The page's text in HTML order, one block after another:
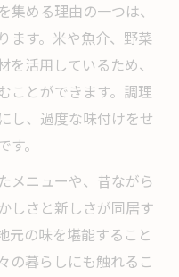
める理由の一つは、
ます。米や魚介、野菜
活用しているため、
ことができます。調理
し、過度な味付けをせ
。
メニューや、昔ながら
しさと新しさが同居す
元の味を堪能すること
の暮らしにも触れるこ